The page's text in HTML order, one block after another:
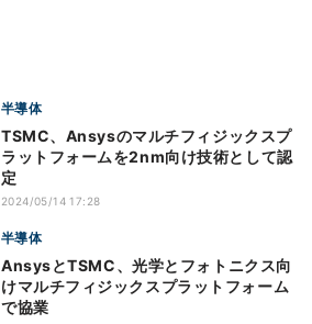
半導体
TSMC、Ansysのマルチフィジックスプ
ラットフォームを2nm向け技術として認
定
2024/05/14 17:28
半導体
AnsysとTSMC、光学とフォトニクス向
けマルチフィジックスプラットフォーム
で協業